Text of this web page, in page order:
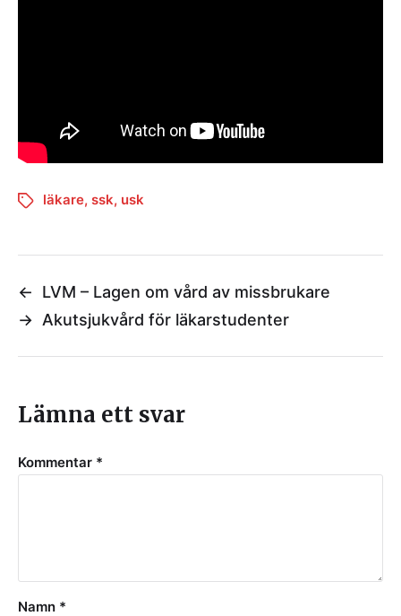
läkare, ssk, usk
←
LVM – Lagen om vård av missbrukare
→ Akutsjukvård för läkarstudenter
Lämna ett svar
Kommentar *
Namn *